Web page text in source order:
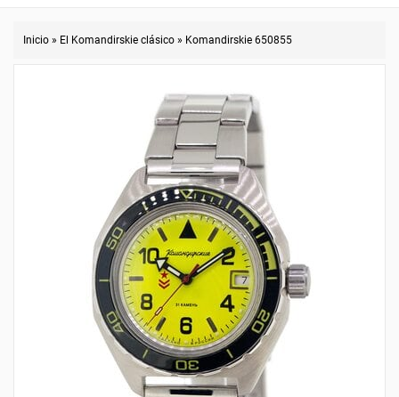
Inicio » El Komandirskie clásico » Komandirskie 650855